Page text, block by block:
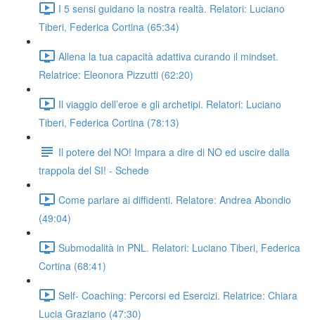
I 5 sensi guidano la nostra realtà. Relatori: Luciano
Tiberi, Federica Cortina (65:34)
Allena la tua capacità adattiva curando il mindset.
Relatrice: Eleonora Pizzutti (62:20)
Il viaggio dell’eroe e gli archetipi. Relatori: Luciano
Tiberi, Federica Cortina (78:13)
Il potere del NO! Impara a dire di NO ed uscire dalla
trappola del SI! - Schede
Come parlare ai diffidenti. Relatore: Andrea Abondio
(49:04)
Submodalità in PNL. Relatori: Luciano Tiberi, Federica
Cortina (68:41)
Self- Coaching: Percorsi ed Esercizi. Relatrice: Chiara
Lucia Graziano (47:30)